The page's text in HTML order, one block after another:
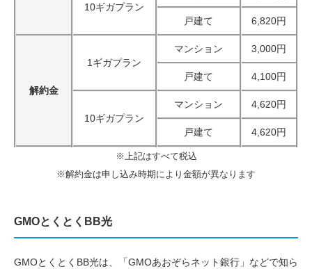
10ギガプラン
戸建て 6,820円
解約金
1ギガプラン
マンション 3,000円
戸建て 4,100円
10ギガプラン
マンション 4,620円
戸建て 4,620円
※上記はすべて税込
※解約金は申し込み時期により金額が異なります
GMOとくとくBB光
GMOとくとくBB光は、「GMOあおぞらネット銀行」などで知ら